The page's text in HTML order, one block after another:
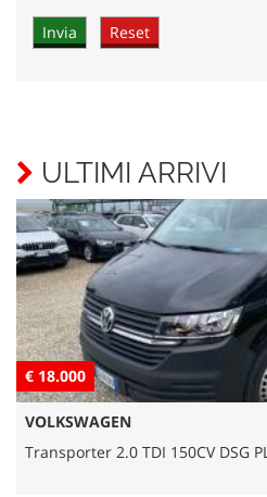
ULTIMI ARRIVI
€ 18.000
VOLKSWAGEN
Transporter 2.0 TDI 150CV DSG PL